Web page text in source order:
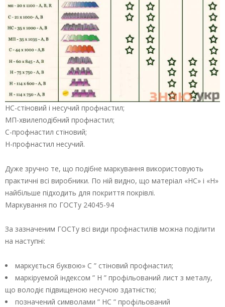
НС-стіновий і несучий профнастил;
МП-хвилеподібний профнастил;
С-профнастил стіновий;
Н-профнастил несучий.
Дуже зручно те, що подібне маркування використовують
практичні всі виробники. По ній видно, що матеріал «НС» і «Н»
найбільше підходить для покриття покрівлі.
Маркування по ГОСТу 24045-94
За зазначеним ГОСТу всі види профнастилів можна поділити
на наступні:
маркується буквою» С ” стіновий профнастил;
маркіруемой індексом ” Н ” профільований лист з металу,
що володіє підвищеною несучою здатністю;
позначений символами ” НС ” профільований